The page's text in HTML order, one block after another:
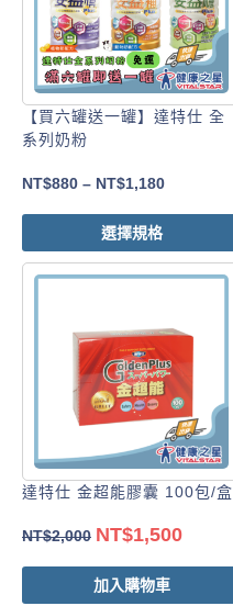
【買六罐送一罐】達特仕 全
系列奶粉
NT$880 – NT$1,180
選擇規格
達特仕 金超能膠囊 100包/盒
NT$2,000 NT$1,500
加入購物車